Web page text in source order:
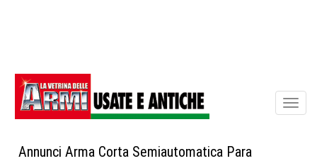
Annunci Arma Corta Semiautomatica Para